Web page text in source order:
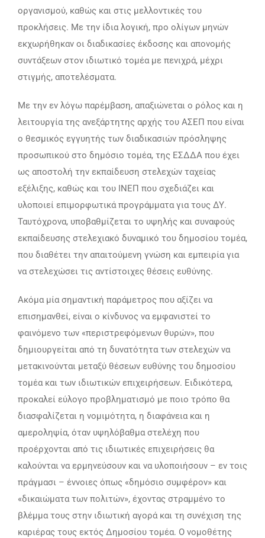
οργανισμού, καθώς και στις μελλοντικές του
προκλήσεις. Με την ίδια λογική, προ ολίγων μηνών
εκχωρήθηκαν οι διαδικασίες έκδοσης και απονομής
συντάξεων στον ιδιωτικό τομέα με πενιχρά, μέχρι
στιγμής, αποτελέσματα.
Με την εν λόγω παρέμβαση, απαξιώνεται ο ρόλος και η
λειτουργία της ανεξάρτητης αρχής του ΑΣΕΠ που είναι
ο θεσμικός εγγυητής των διαδικασιών πρόσληψης
προσωπικού στο δημόσιο τομέα, της ΕΣΔΔΑ που έχει
ως αποστολή την εκπαίδευση στελεχών ταχείας
εξέλιξης, καθώς και του ΙΝΕΠ που σχεδιάζει και
υλοποιεί επιμορφωτικά προγράμματα για τους ΔΥ.
Ταυτόχρονα, υποβαθμίζεται το υψηλής και συναφούς
εκπαίδευσης στελεχιακό δυναμικό του δημοσίου τομέα,
που διαθέτει την απαιτούμενη γνώση και εμπειρία για
να στελεχώσει τις αντίστοιχες θέσεις ευθύνης.
Aκόμα μία σημαντική παράμετρος που αξίζει να
επισημανθεί, είναι ο κίνδυνος να εμφανιστεί το
φαινόμενο των «περιστρεφόμενων θυρών», που
δημιουργείται από τη δυνατότητα των στελεχών να
μετακινούνται μεταξύ θέσεων ευθύνης του δημοσίου
τομέα και των ιδιωτικών επιχειρήσεων. Ειδικότερα,
προκαλεί εύλογο προβληματισμό με ποιο τρόπο θα
διασφαλίζεται η νομιμότητα, η διαφάνεια και η
αμεροληψία, όταν υψηλόβαθμα στελέχη που
προέρχονται από τις ιδιωτικές επιχειρήσεις θα
καλούνται να ερμηνεύσουν και να υλοποιήσουν – εν τοις
πράγμασι – έννοιες όπως «δημόσιο συμφέρον» και
«δικαιώματα των πολιτών», έχοντας στραμμένο το
βλέμμα τους στην ιδιωτική αγορά και τη συνέχιση της
καριέρας τους εκτός Δημοσίου τομέα. Ο νομοθέτης